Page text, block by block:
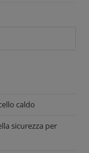
caldo
sicurezza per